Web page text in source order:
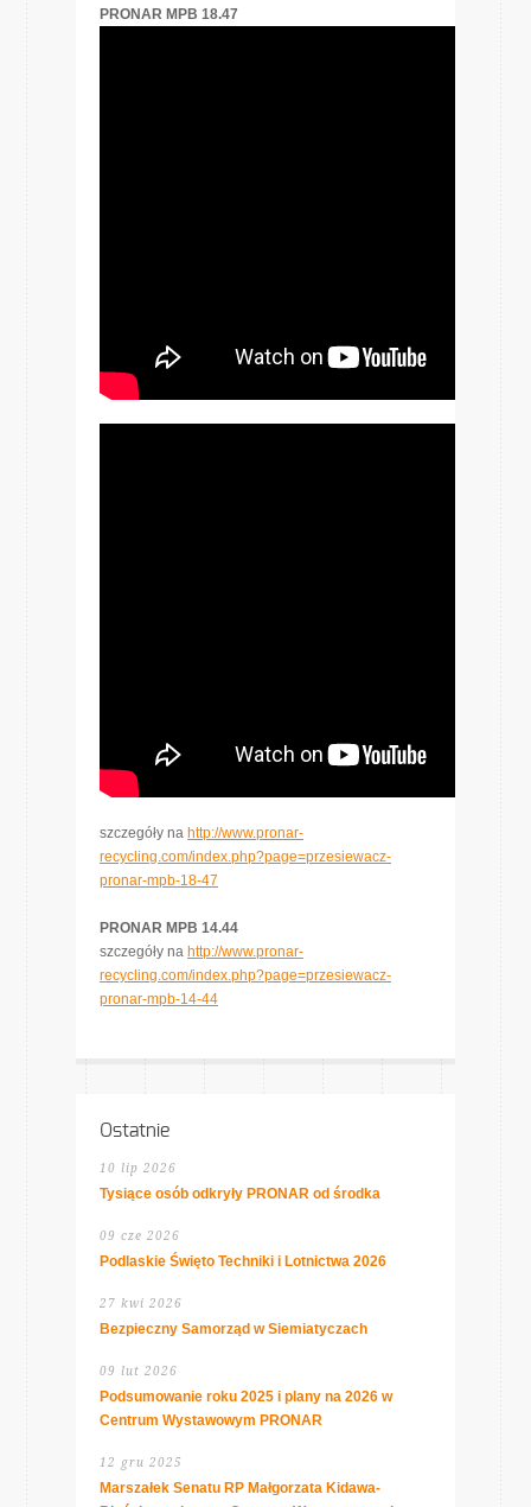
PRONAR MPB 18.47
szczegóły na http://www.pronar-
recycling.com/index.php?page=przesiewacz-
pronar-mpb-18-47
PRONAR MPB 14.44
szczegóły na http://www.pronar-
recycling.com/index.php?page=przesiewacz-
pronar-mpb-14-44
Ostatnie
10 lip 2026
Tysiące osób odkryły PRONAR od środka
09 cze 2026
Podlaskie Święto Techniki i Lotnictwa 2026
27 kwi 2026
Bezpieczny Samorząd w Siemiatyczach
09 lut 2026
Podsumowanie roku 2025 i plany na 2026 w
Centrum Wystawowym PRONAR
12 gru 2025
Marszałek Senatu RP Małgorzata Kidawa-